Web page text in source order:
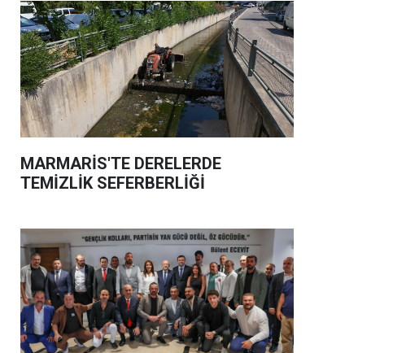
MARMARİS'TE DERELERDE
TEMİZLİK SEFERBERLİĞİ